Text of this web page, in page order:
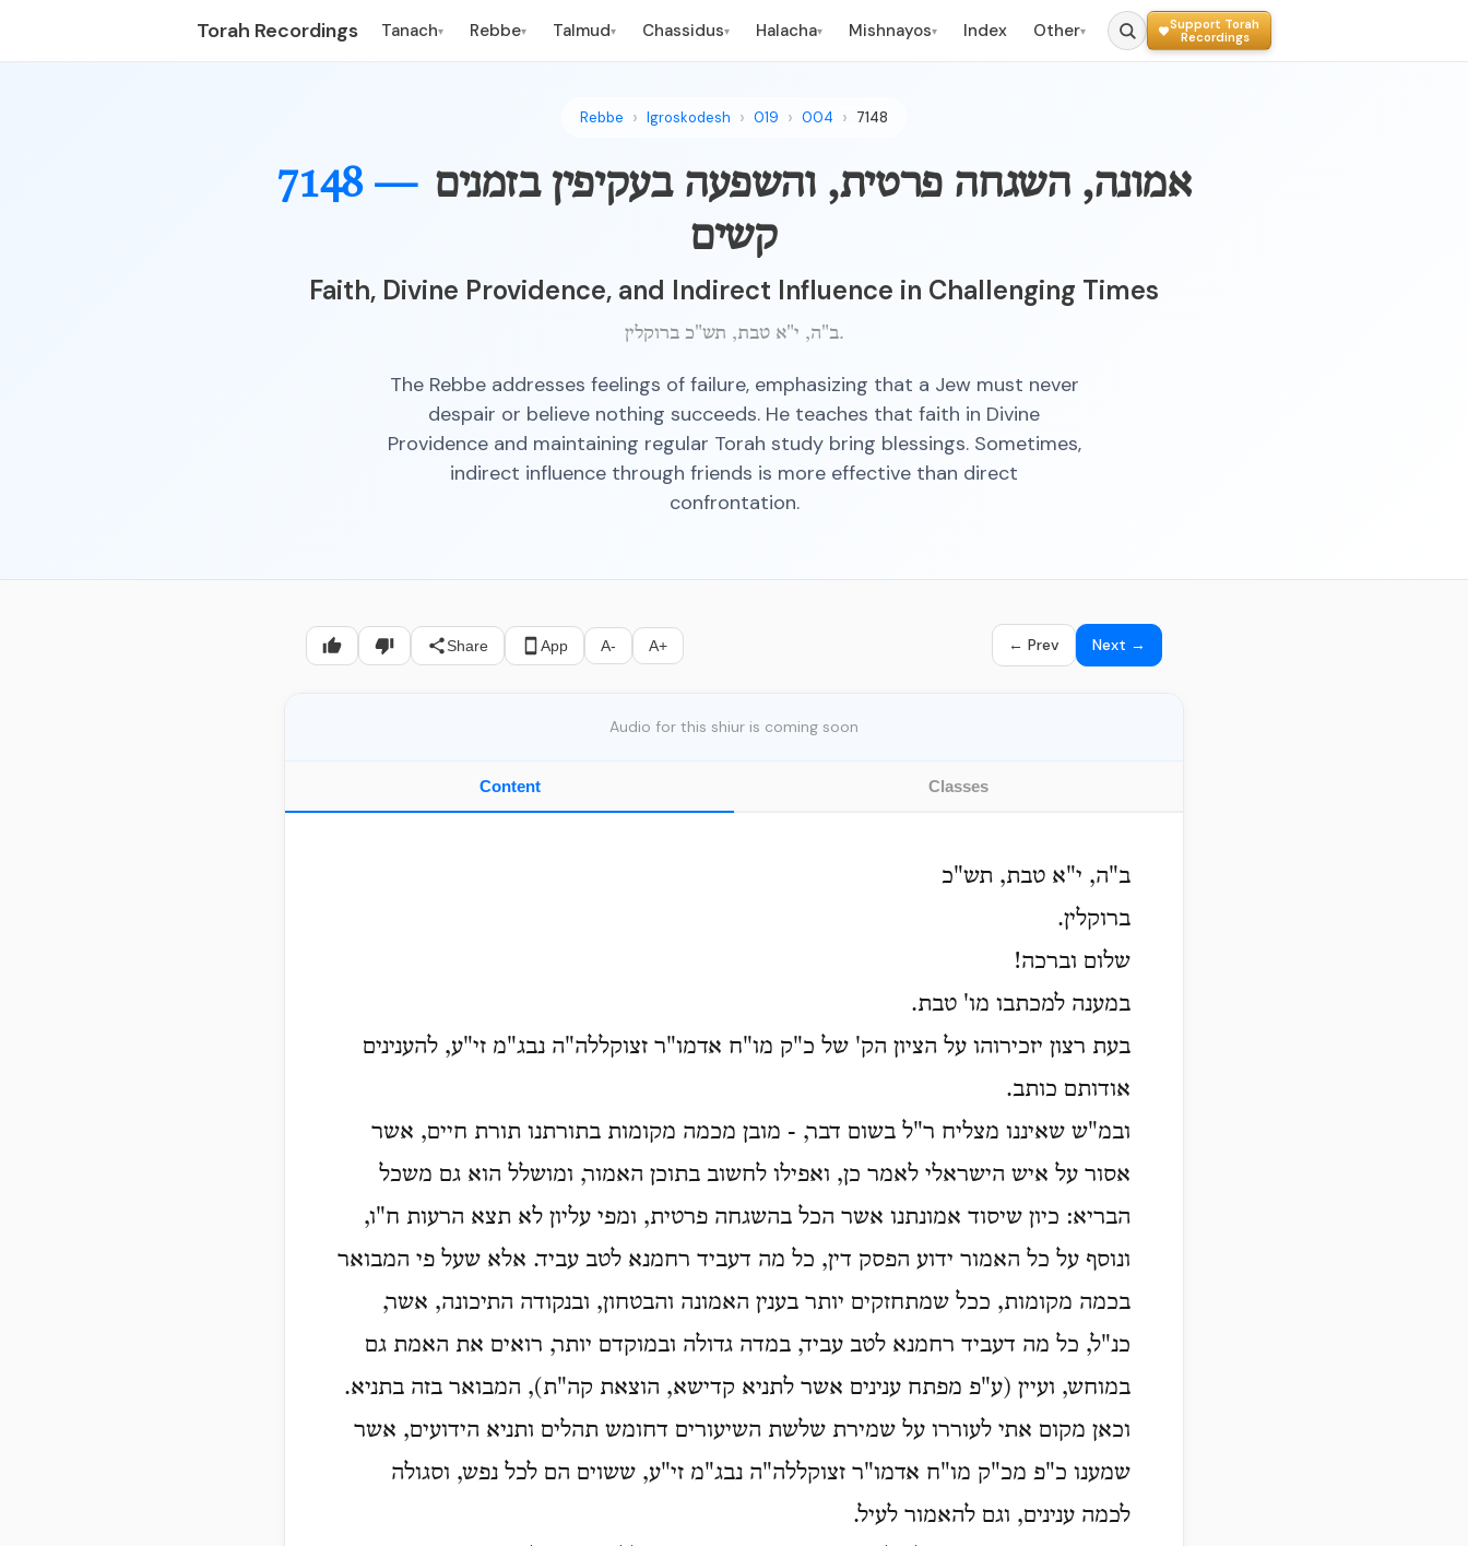
Torah Recordings Tanach▾ Rebbe▾ Talmud▾ Chassidus▾ Halacha▾ Mishnayos▾ Index Other▾
Support Torah
Recordings
Rebbe Igroskodesh 019 004 7148
7148 — אמונה, השגחה פרטית, והשפעה בעקיפין בזמנים
קשים
Faith, Divine Providence, and Indirect Influence in Challenging Times
ב"ה, י"א טבת, תש"כ ברוקלין.
The Rebbe addresses feelings of failure, emphasizing that a Jew must never
despair or believe nothing succeeds. He teaches that faith in Divine
Providence and maintaining regular Torah study bring blessings. Sometimes,
indirect influence through friends is more effective than direct
confrontation.
Share App A- A+ ← Prev Next →
Audio for this shiur is coming soon
Content Classes
ב"ה, י"א טבת, תש"כ
ברוקלין.
שלום וברכה!
במענה למכתבו מו' טבת.
בעת רצון יזכירוהו על הציון הק' של כ"ק מו"ח אדמו"ר זצוקללה"ה נבג"מ זי"ע, להענינים
אודותם כותב.
ובמ"ש שאיננו מצליח ר"ל בשום דבר, - מובן מכמה מקומות בתורתנו תורת חיים, אשר
אסור על איש הישראלי לאמר כן, ואפילו לחשוב בתוכן האמור, ומושלל הוא גם משכל
הבריא: כיון שיסוד אמונתנו אשר הכל בהשגחה פרטית, ומפי עליון לא תצא הרעות ח"ו,
ונוסף על כל האמור ידוע הפסק דין, כל מה דעביד רחמנא לטב עביד. אלא שעל פי המבואר
בכמה מקומות, ככל שמתחזקים יותר בענין האמונה והבטחון, ובנקודה התיכונה, אשר,
כנ"ל, כל מה דעביד רחמנא לטב עביד, במדה גדולה ובמוקדם יותר, רואים את האמת גם
במוחש, ועיין (ע"פ מפתח ענינים אשר לתניא קדישא, הוצאת קה"ת), המבואר בזה בתניא.
וכאן מקום אתי לעוררו על שמירת שלשת השיעורים דחומש תהלים ותניא הידועים, אשר
שמענו כ"פ מכ"ק מו"ח אדמו"ר זצוקללה"ה נבג"מ זי"ע, ששוים הם לכל נפש, וסגולה
לכמה ענינים, וגם להאמור לעיל.